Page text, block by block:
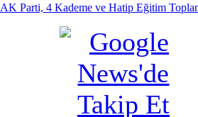
AK Parti, 4 Kademe ve Hatip Eğitim